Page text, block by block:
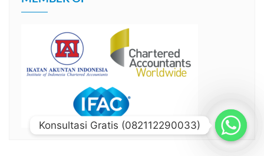
Konsultasi Gratis (082112290033)